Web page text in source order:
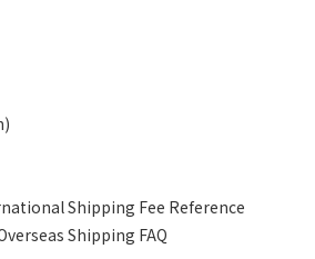
Shipping Fee Reference
Shipping FAQ